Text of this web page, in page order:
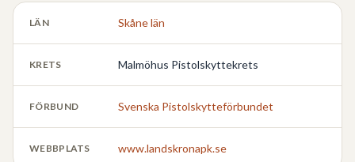
LÄN Skåne län
KRETS Malmöhus Pistolskyttekrets
FÖRBUND Svenska Pistolskytteförbundet
WEBBPLATS www.landskronapk.se